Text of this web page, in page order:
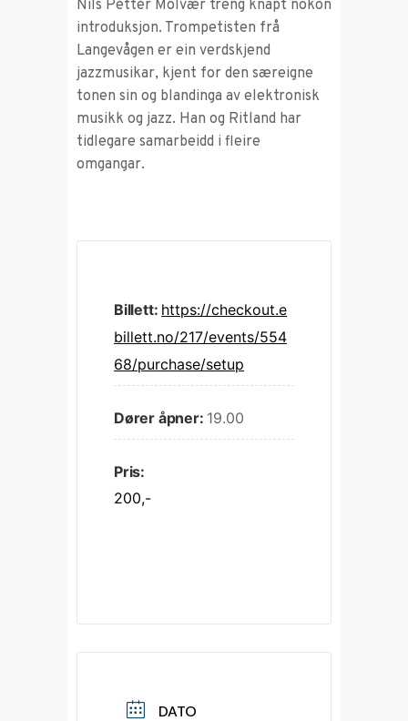
Nils Petter Molvær treng knapt nokon
introduksjon. Trompetisten frå
Langevågen er ein verdskjend
jazzmusikar, kjent for den særeigne
tonen sin og blandinga av elektronisk
musikk og jazz. Han og Ritland har
tidlegare samarbeidd i fleire
omgangar.
Billett: https://checkout.e
billett.no/217/events/554
68/purchase/setup
Dører åpner: 19.00
Pris:
200,-
DATO